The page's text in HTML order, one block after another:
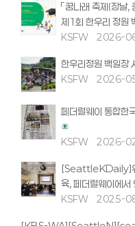
「꿈나래 축제(장날
제1회 한우리 정원
KSFW 2026-
한우리정원 백일장
KSFW 2026-
페더럴웨이 통합한
KSFW 2026-
[SeattleKDaily]워
육, 페더럴웨이에서
KSFW 2025-